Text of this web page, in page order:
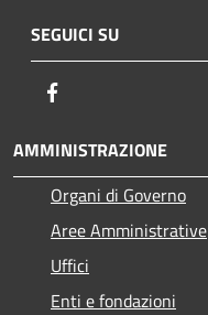
SEGUICI SU
AMMINISTRAZIONE
Organi di Governo
Aree Amministrative
Uffici
Enti e fondazioni